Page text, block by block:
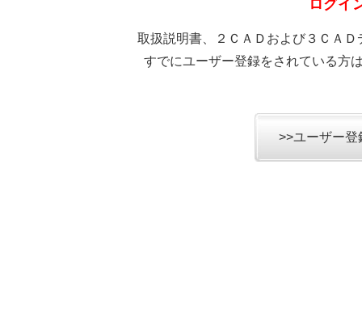
ログイ
取扱説明書、２ＣＡＤおよび３ＣＡ
すでにユーザー登録をされている方
>>ユーザー